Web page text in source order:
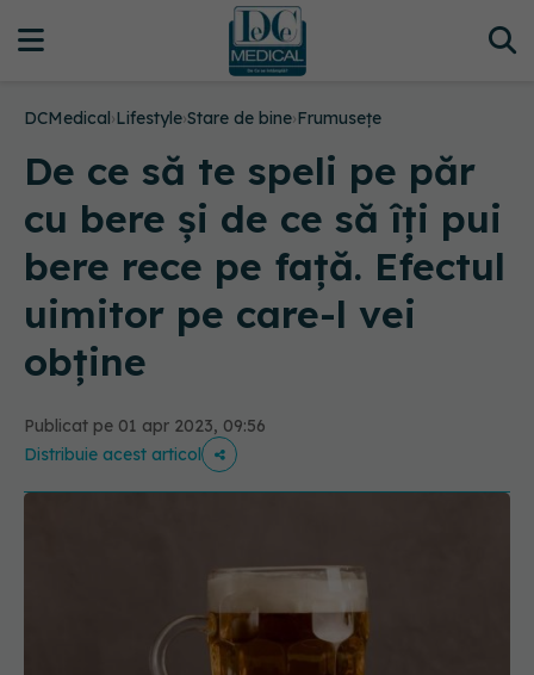
DCMedical›Lifestyle›Stare de bine›Frumusețe
De ce să te speli pe păr
cu bere și de ce să îți pui
bere rece pe față. Efectul
uimitor pe care-l vei
obține
Publicat pe 01 apr 2023, 09:56
Distribuie acest articol